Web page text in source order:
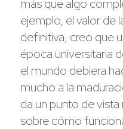
más que algo
ejemplo, el valor de
definitiva, creo que
época universitaria
el mundo debiera
mucho a la
da un punto de
sobre cómo